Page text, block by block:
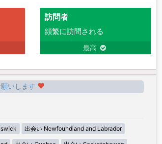
訪問者
頻繁に訪問される
最高
いします
出会い Newfoundland and Labrador